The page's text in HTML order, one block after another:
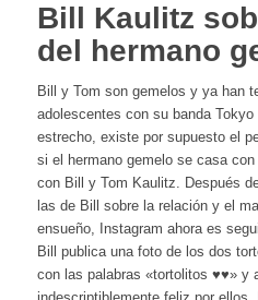
Bill Kaulitz
del hermano
Bill y Tom son gemelos y ya han
adolescentes con su banda
estrecho, existe por supuesto el
si el hermano gemelo se casa
con Bill y Tom Kaulitz. Después
las de Bill sobre la relación y el
ensueño, Instagram ahora es
Bill publica una foto de los dos
con las palabras «tortolitos ♥♥» y